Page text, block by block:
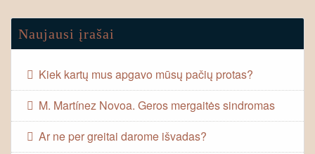
Naujausi įrašai
Kiek kartų mus apgavo mūsų pačių protas?
M. Martínez Novoa. Geros mergaitės sindromas
Ar ne per greitai darome išvadas?